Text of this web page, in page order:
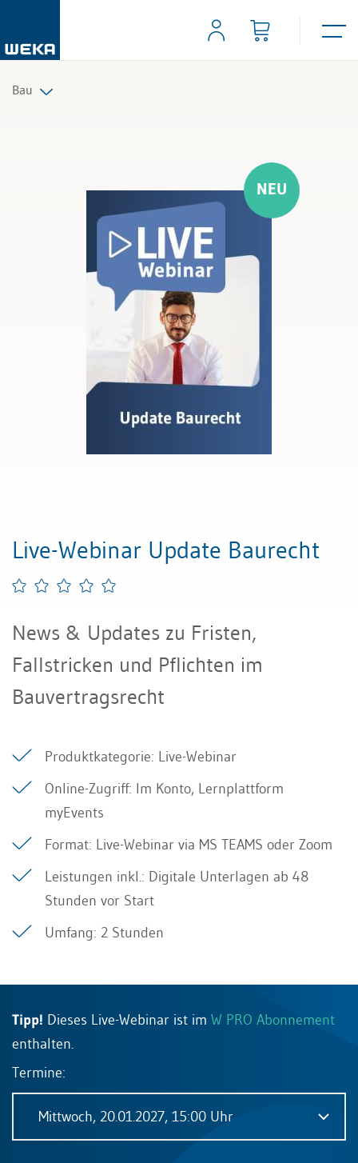
Bau
Live-Webinar Update Baurecht
News & Updates zu Fristen,
Fallstricken und Pflichten im
Bauvertragsrecht
Produktkategorie: Live-Webinar
Online-Zugriff: Im Konto, Lernplattform
myEvents
Format: Live-Webinar via MS TEAMS oder Zoom
Leistungen inkl.: Digitale Unterlagen ab 48
Stunden vor Start
Umfang: 2 Stunden
Tipp! Dieses Live-Webinar ist im W PRO Abonnement
enthalten.
Termine:
Mittwoch, 20.01.2027, 15:00 Uhr